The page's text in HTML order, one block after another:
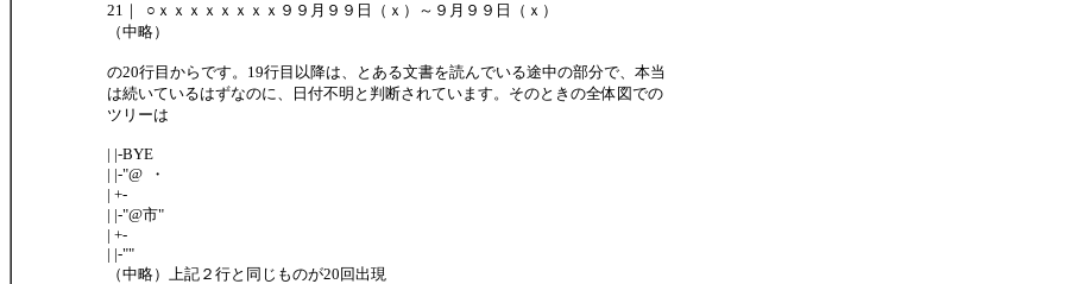
21｜ ○ｘｘｘｘｘｘｘｘ９９月９９日（ｘ）～９月９９日（ｘ）
（中略）
の20行目からです。19行目以降は、とある文書を読んでいる途中の部分で、本当
は続いているはずなのに、日付不明と判断されています。そのときの全体図での
ツリーは
| |-BYE
| |-"@ ・
| +-
| |-"@市"
| +-
| |-""
（中略）上記２行と同じものが20回出現